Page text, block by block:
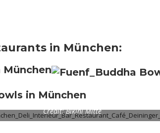
in München:
in München
Credit: Bikini Mitte